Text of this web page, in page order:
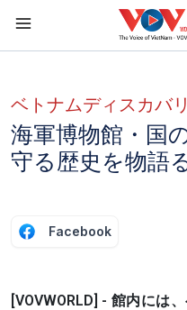
ベトナムディスカバ
海軍博物館・国
守る歴史を物語
Facebook
[VOVWORLD] - 館内には